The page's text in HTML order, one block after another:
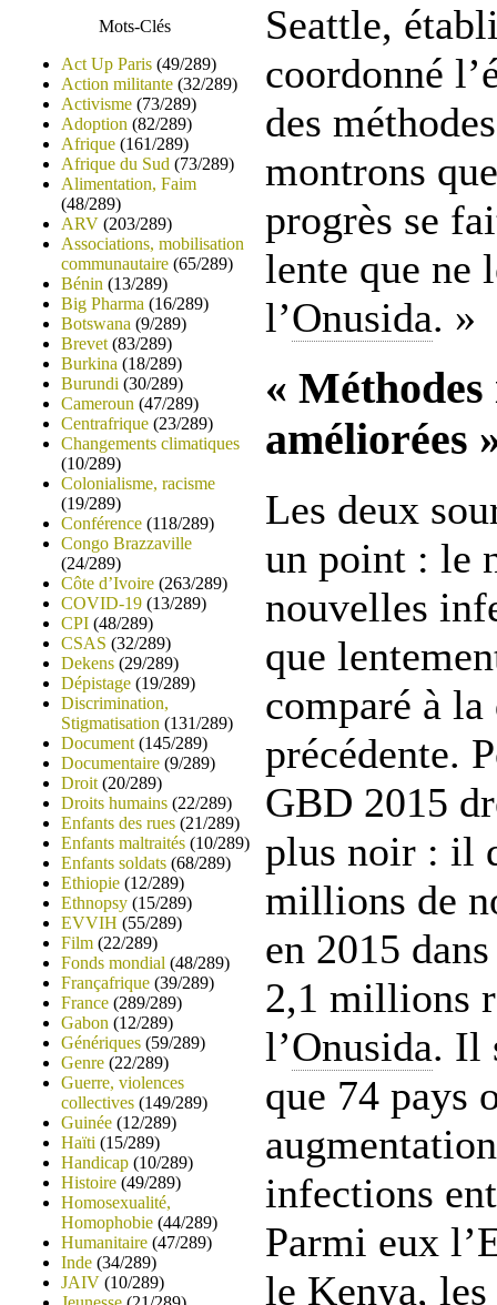
Mots-Clés
Act Up Paris (49/289)
Action militante (32/289)
Activisme (73/289)
Adoption (82/289)
Afrique (161/289)
Afrique du Sud (73/289)
Alimentation, Faim
(48/289)
ARV (203/289)
Associations, mobilisation
communautaire (65/289)
Bénin (13/289)
Big Pharma (16/289)
Botswana (9/289)
Brevet (83/289)
Burkina (18/289)
Burundi (30/289)
Cameroun (47/289)
Centrafrique (23/289)
Changements climatiques
(10/289)
Colonialisme, racisme
(19/289)
Conférence (118/289)
Congo Brazzaville
(24/289)
Côte d’Ivoire (263/289)
COVID-19 (13/289)
CPI (48/289)
CSAS (32/289)
Dekens (29/289)
Dépistage (19/289)
Discrimination,
Stigmatisation (131/289)
Document (145/289)
Documentaire (9/289)
Droit (20/289)
Droits humains (22/289)
Enfants des rues (21/289)
Enfants maltraités (10/289)
Enfants soldats (68/289)
Ethiopie (12/289)
Ethnopsy (15/289)
EVVIH (55/289)
Film (22/289)
Fonds mondial (48/289)
Françafrique (39/289)
France (289/289)
Gabon (12/289)
Génériques (59/289)
Genre (22/289)
Guerre, violences
collectives (149/289)
Guinée (12/289)
Haïti (15/289)
Handicap (10/289)
Histoire (49/289)
Homosexualité,
Homophobie (44/289)
Humanitaire (47/289)
Inde (34/289)
JAIV (10/289)
Seattle,
coordonné
des
montrons
progrès se
lente que ne
l’Onusida. »
«
améliorées
Les deux
un point : le
nouvelles
que
comparé à la
précédente.
GBD 2015
plus noir : il
millions de
en 2015
2,1 millions
l’Onusida. Il
que 74 pays
infections
Parmi eux
le Kenya,